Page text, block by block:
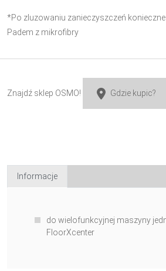
*Po zluzowaniu zanieczyszczeń
Padem z mikrofibry
Znajdź sklep OSMO! Gdzie kupic?
Informacje
do wielofunkcyjnej maszyny
FloorXcenter